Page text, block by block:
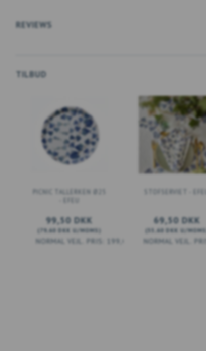
REVIEWS
TILBUD
PICNIC TALLERKEN Ø25
99,50 DKK
79,60 DKK U/MOMS
199,00 DKK
69,50 DKK
55,60 DKK U/MOMS